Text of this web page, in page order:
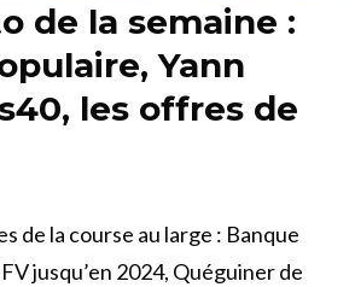
de la semaine :
Yann
les offres de
de la course au large : Banque
jusqu’en 2024, Quéguiner de